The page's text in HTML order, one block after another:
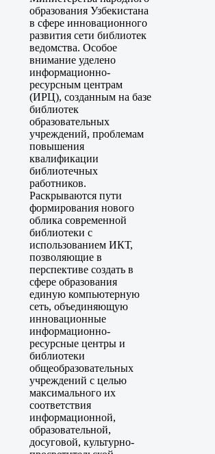
образования Узбекистана
в сфере инновационного
развития сети библиотек
ведомства. Особое
внимание уделено
информационно-
ресурсным центрам
(ИРЦ), созданным на базе
библиотек
образовательных
учреждений, проблемам
повышения
квалификации
библиотечных
работников.
Раскрываются пути
формирования нового
облика современной
библиотеки с
использованием ИКТ,
позволяющие в
перспективе создать в
сфере образования
единую компьютерную
сеть, объединяющую
инновационные
информационно-
ресурсные центры и
библиотеки
общеобразовательных
учреждений с целью
максимального их
соответствия
информационной,
образовательной,
досуговой, культурно-